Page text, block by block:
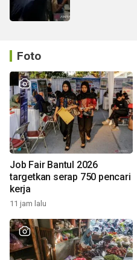
Foto
Job Fair Bantul 2026
targetkan serap 750 pencari
kerja
11 jam lalu